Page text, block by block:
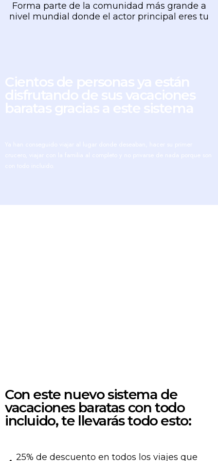
Forma parte de la comunidad más grande a
nivel mundial donde el actor principal eres tu
Cientos de personas ya están
disfrutando de sus vacaciones
baratas gracias a este sistema
Ya han conseguido viajar al lugar donde deseaban, hacer su primer
crucero, viajar con la familia al completo y no privarse de nada porque son
con todo incluido.
Con este nuevo sistema de
vacaciones baratas con todo
incluido, te llevarás todo esto:
25% de descuento en todos los viajes que